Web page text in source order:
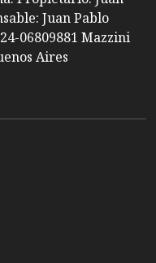
Juan Pablo
06809881 Mazzini
Aires